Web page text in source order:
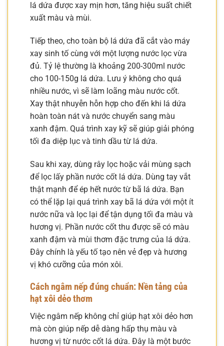
lá dứa được xay mịn hơn, tăng hiệu suất chiết
xuất màu và mùi.
Tiếp theo, cho toàn bộ lá dứa đã cắt vào máy
xay sinh tố cùng với một lượng nước lọc vừa
đủ. Tỷ lệ thường là khoảng 200-300ml nước
cho 100-150g lá dứa. Lưu ý không cho quá
nhiều nước, vì sẽ làm loãng màu nước cốt.
Xay thật nhuyễn hỗn hợp cho đến khi lá dứa
hoàn toàn nát và nước chuyển sang màu
xanh đậm. Quá trình xay kỹ sẽ giúp giải phóng
tối đa diệp lục và tinh dầu từ lá dứa.
Sau khi xay, dùng rây lọc hoặc vải mùng sạch
để lọc lấy phần nước cốt lá dứa. Dùng tay vắt
thật mạnh để ép hết nước từ bã lá dứa. Bạn
có thể lặp lại quá trình xay bã lá dứa với một ít
nước nữa và lọc lại để tận dụng tối đa màu và
hương vị. Phần nước cốt thu được sẽ có màu
xanh đậm và mùi thơm đặc trưng của lá dứa.
Đây chính là yếu tố tạo nên vẻ đẹp và hương
vị khó cưỡng của món xôi.
Cách ngâm nếp đúng chuẩn: Nền tảng của
hạt xôi dẻo thơm
Việc ngâm nếp không chỉ giúp hạt xôi dẻo hơn
mà còn giúp nếp dễ dàng hấp thụ màu và
hương vị từ nước cốt lá dứa. Đây là một bước